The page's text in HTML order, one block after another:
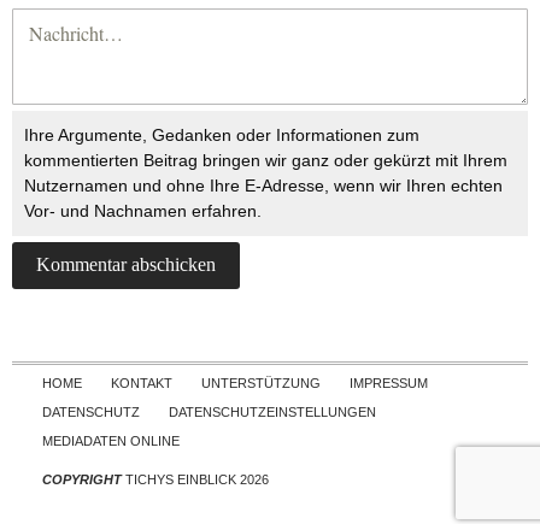
Ihre Argumente, Gedanken oder Informationen zum
kommentierten Beitrag bringen wir ganz oder gekürzt mit Ihrem
Nutzernamen und ohne Ihre E-Adresse, wenn wir Ihren echten
Vor- und Nachnamen erfahren.
Skip to content
HOME KONTAKT UNTERSTÜTZUNG
IMPRESSUM
DATENSCHUTZ
DATENSCHUTZEINSTELLUNGEN
MEDIADATEN ONLINE
COPYRIGHTTICHYS EINBLICK 2026